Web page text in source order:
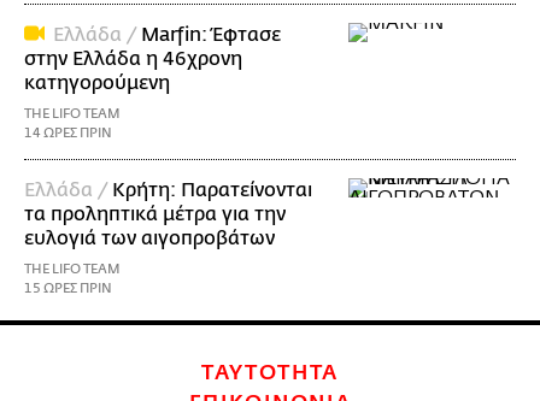
Ελλάδα / Marfin: Έφτασε
στην Ελλάδα η 46χρονη
κατηγορούμενη
THE LIFO TEAM
14 ΩΡΕΣ ΠΡΙΝ
Ελλάδα / Κρήτη: Παρατείνονται
τα προληπτικά μέτρα για την
ευλογιά των αιγοπροβάτων
THE LIFO TEAM
15 ΩΡΕΣ ΠΡΙΝ
ΤΑΥΤΟΤΗΤΑ